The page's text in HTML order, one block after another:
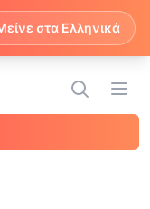
στα Ελληνικά